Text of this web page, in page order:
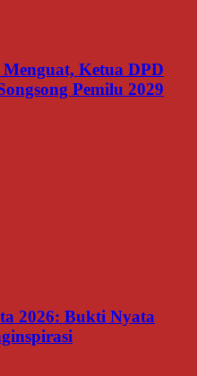
Ketua DPD
Pemilu 2029
2026: Bukti Nyata